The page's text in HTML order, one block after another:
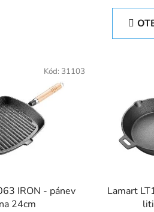
IRON - pánev
24cm
Kód: 31103
Lamart